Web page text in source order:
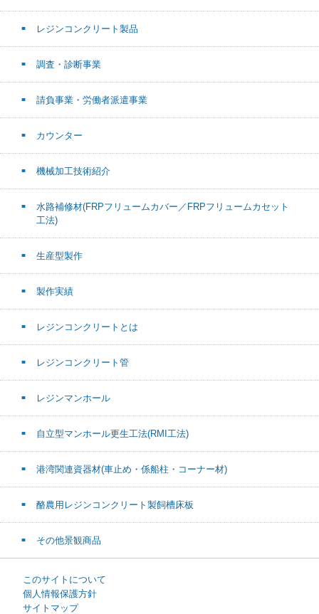
レジンコンクリート製品
調査・診断事業
請負事業・労働者派遣事業
カウンター
機械加工技術紹介
水路補修材(FRPフリュームカバー／FRPフリュームカセット
工法)
生産型製作
製作実績
レジンコンクリートとは
レジンコンクリート管
レジンマンホール
自立型マンホール更生工法(RMI工法)
港湾関連資器材(車止め・係船柱・コーナー材)
酪農用レジンコンクリート製飼槽床板
その他景観商品
このサイトについて
個人情報保護方針
サイトマップ